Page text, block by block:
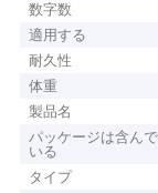
数字数
適用する
耐久性
体重
製品名
パッケージは含んで
いる
タイプ